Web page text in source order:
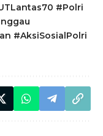
#Polri
#AksiSosialPolri